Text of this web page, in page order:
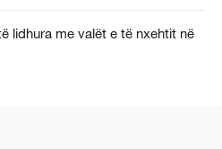
lidhura me valët e të nxehtit në